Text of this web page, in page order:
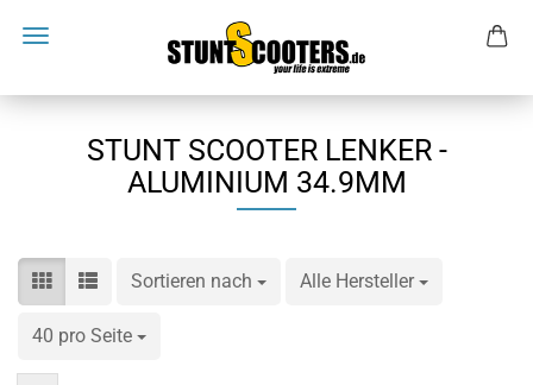
STUNT SCOOTER LENKER -
ALUMINIUM 34.9MM
Sortieren nach
Sortieren nach Alle Hersteller
pro Seite
40 pro Seite
pro Seite